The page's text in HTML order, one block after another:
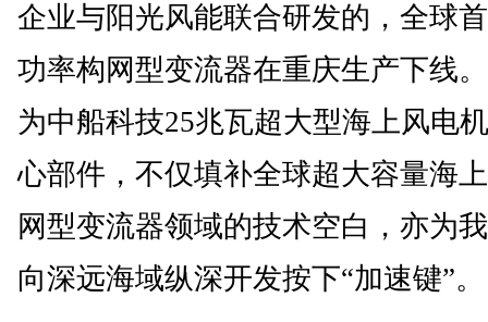
企业与阳光风能联合研发的，全球
功率构网型变流器在重庆生产下线
为中船科技25兆瓦超大型海上风电
心部件，不仅填补全球超大容量海
网型变流器领域的技术空白，亦为
向深远海域纵深开发按下“加速键”。